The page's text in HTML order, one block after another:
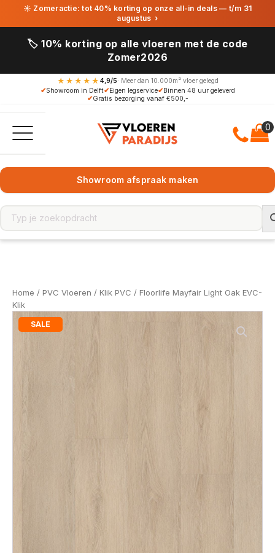
☀ Zomeractie: tot 40% korting op onze all-in deals — t/m 31
augustus ›
🏷️ 10% korting op alle vloeren met de code
Zomer2026
★★★★★ 4,9/5· Meer dan 10.000m² vloer gelegd
✔Showroom in Delft✔Eigen legservice✔Binnen 48 uur geleverd
✔Gratis bezorging vanaf €500,-
Showroom afspraak maken
Home / PVC Vloeren / Klik PVC / Floorlife Mayfair Light Oak EVC-
Klik
SALE